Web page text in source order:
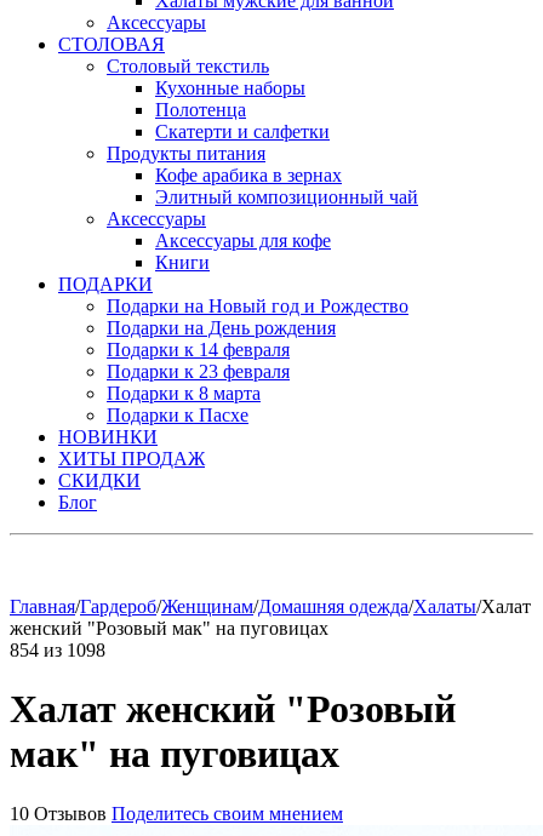
Аксессуары
СТОЛОВАЯ
Столовый текстиль
Кухонные наборы
Полотенца
Скатерти и салфетки
Продукты питания
Кофе арабика в зернах
Элитный композиционный чай
Аксессуары
Аксессуары для кофе
Книги
ПОДАРКИ
Подарки на Новый год и Рождество
Подарки на День рождения
Подарки к 14 февраля
Подарки к 23 февраля
Подарки к 8 марта
Подарки к Пасхе
НОВИНКИ
ХИТЫ ПРОДАЖ
СКИДКИ
Блог
Главная/Гардероб/Женщинам/Домашняя одежда/Халаты/Халат
женский "Розовый мак" на пуговицах
854 из 1098
Халат женский "Розовый
мак" на пуговицах
10 Отзывов Поделитесь своим мнением